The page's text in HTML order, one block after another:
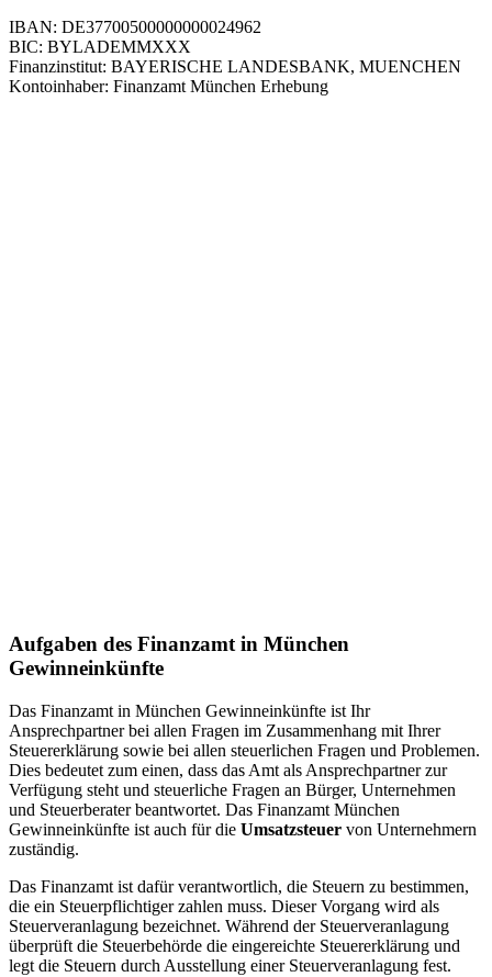
IBAN: DE37700500000000024962
BIC: BYLADEMMXXX
Finanzinstitut: BAYERISCHE LANDESBANK, MUENCHEN
Kontoinhaber: Finanzamt München Erhebung
Aufgaben des Finanzamt in München
Gewinneinkünfte
Das Finanzamt in München Gewinneinkünfte ist Ihr
Ansprechpartner bei allen Fragen im Zusammenhang mit Ihrer
Steuererklärung sowie bei allen steuerlichen Fragen und Problemen.
Dies bedeutet zum einen, dass das Amt als Ansprechpartner zur
Verfügung steht und steuerliche Fragen an Bürger, Unternehmen
und Steuerberater beantwortet. Das Finanzamt München
Gewinneinkünfte ist auch für die Umsatzsteuer von Unternehmern
zuständig.
Das Finanzamt ist dafür verantwortlich, die Steuern zu bestimmen,
die ein Steuerpflichtiger zahlen muss. Dieser Vorgang wird als
Steuerveranlagung bezeichnet. Während der Steuerveranlagung
überprüft die Steuerbehörde die eingereichte Steuererklärung und
legt die Steuern durch Ausstellung einer Steuerveranlagung fest.